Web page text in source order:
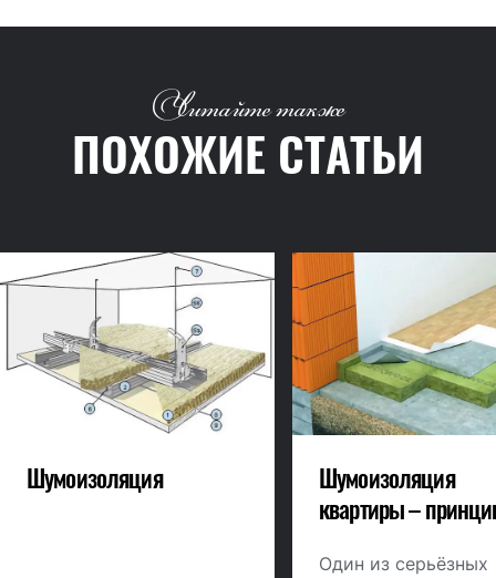
Читайте также
ПОХОЖИЕ СТАТЬИ
Шумоизоляция
Шумоизоляция
квартиры –
Один из серьёзных